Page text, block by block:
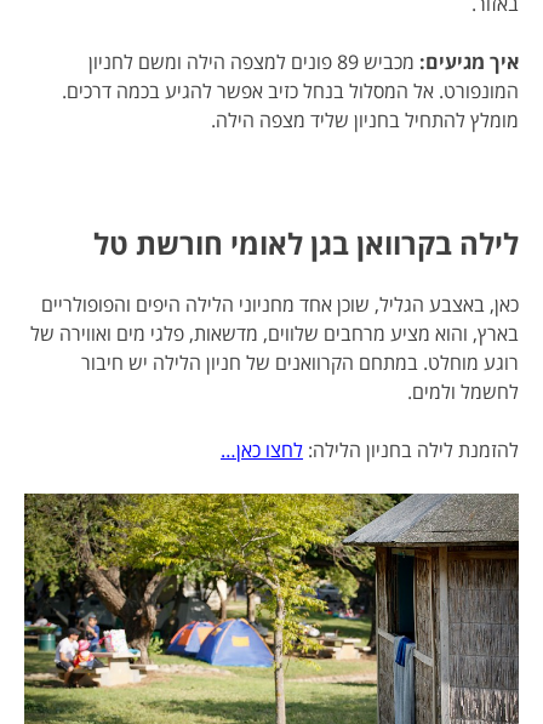
איך מגיעים:
מכביש 89 פונים למצפה הילה ומשם לחניון
המונפורט. אל המסלול בנחל כזיב אפשר להגיע בכמה דרכים.
מומלץ להתחיל בחניון שליד מצפה הילה.
לילה בקרוואן בגן לאומי חורשת טל
כאן, באצבע הגליל, שוכן אחד מחניוני הלילה היפים והפופולריים
בארץ, והוא מציע מרחבים שלווים, מדשאות, פלגי מים ואווירה של
רוגע מוחלט. במתחם הקרוואנים של חניון הלילה יש חיבור
לחשמל ולמים.
להזמנת לילה בחניון הלילה: לחצו כאן…